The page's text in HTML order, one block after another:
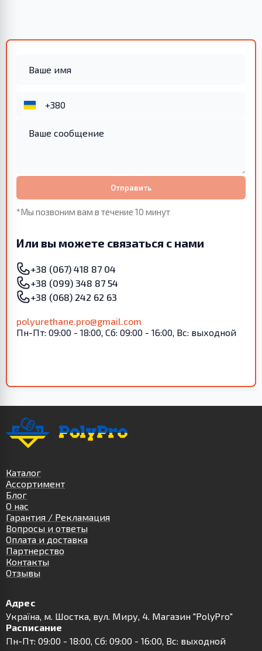
Отправить
*Мы позвоним вам в течение 10 минут
Или вы можете связаться с нами
+38 (067) 418 87 04
+38 (099) 348 87 54
+38 (068) 242 62 63
polyurethane.pro@gmail.com
Пн-Пт: 09:00 - 18:00, Сб: 09:00 - 16:00, Вс: выходной
Каталог
Ассортимент
Блог
О нас
Гарантия / Рекламация
Вопросы и ответы
Оплата и доставка
Партнерство
Контакты
Отзывы
Адрес
Українa, м. Шостка, вул. Миру, 4. Магазин "PolyPro"
Расписание
Пн-Пт: 09:00 - 18:00, Сб: 09:00 - 16:00, Вс: выходной